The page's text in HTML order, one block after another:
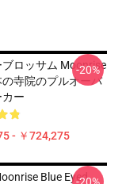
ロッサム Moonrise
寺院のプルオーバ
ー
- ￥724,275
-20%
Blue Eyed